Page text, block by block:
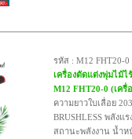
รหัส : M12 FHT20-0
เครื่องตัดแต่งพุ่มไม้ไ
M12 FHT20-0 (เครื่
ความยาวใบเลื่อย
BRUSHLESS พลังแ
สถานะพลังงาน น้ำห